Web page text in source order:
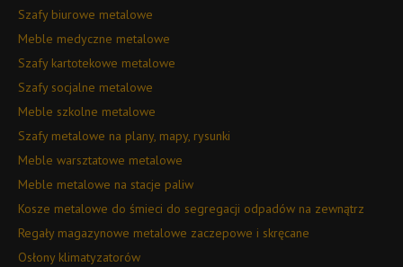
Szafy biurowe metalowe
Meble medyczne metalowe
Szafy kartotekowe metalowe
Szafy socjalne metalowe
Meble szkolne metalowe
Szafy metalowe na plany, mapy, rysunki
Meble warsztatowe metalowe
Meble metalowe na stacje paliw
Kosze metalowe do śmieci do segregacji odpadów na zewnątrz
Regały magazynowe metalowe zaczepowe i skręcane
Osłony klimatyzatorów